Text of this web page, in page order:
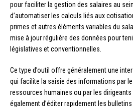
pour faciliter la gestion des salaires au
d’automatiser les calculs liés aux
primes et autres éléments variables du
mise à jour régulière des données pour
législatives et conventionnelles.
Ce type d’outil offre généralement une
qui facilite la saisie des informations par
ressources humaines ou par les
également d’éditer rapidement les